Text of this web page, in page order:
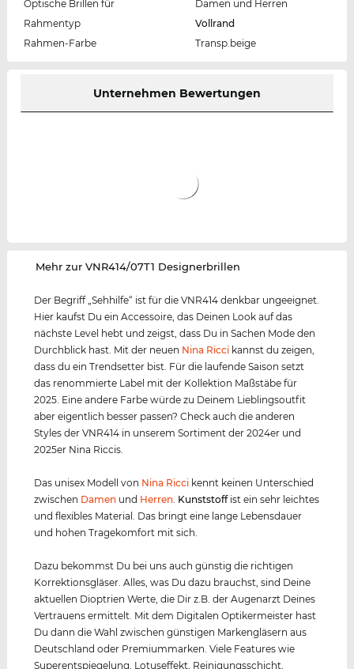
Optische Brillen für
Damen und Herren
Rahmentyp
Vollrand
Rahmen-Farbe
Transp.beige
Unternehmen Bewertungen
‌Mehr zur VNR414/07T1 Designerbrillen
Der Begriff „Sehhilfe“ ist für die VNR414 denkbar ungeeignet.
Hier kaufst Du ein Accessoire, das Deinen Look auf das
nächste Level hebt und zeigst, dass Du in Sachen Mode den
Durchblick hast. Mit der neuen Nina Ricci kannst du zeigen,
dass du ein Trendsetter bist. Für die laufende Saison setzt
das renommierte Label mit der Kollektion Maßstäbe für
2025. Eine andere Farbe würde zu Deinem Lieblingsoutfit
aber eigentlich besser passen? Check auch die anderen
Styles der VNR414 in unserem Sortiment der 2024er und
2025er Nina Riccis.
Das unisex Modell von Nina Ricci kennt keinen Unterschied
zwischen Damen und Herren Kunststoffist ein sehr leichtes
und flexibles Material. Das bringt eine lange Lebensdauer
und hohen Tragekomfort mit sich.
Dazu bekommst Du bei uns auch günstig die richtigen
Korrektionsgläser. Alles, was Du dazu brauchst, sind Deine
aktuellen Dioptrien Werte, die Dir z.B. der Augenarzt Deines
Vertrauens ermittelt. Mit dem Digitalen Optikermeister hast
Du dann die Wahl zwischen günstigen Markengläsern aus
Deutschland oder Premiummarken. Viele Features wie
Superentspiegelung, Lotuseffekt, Reinigungsschicht,